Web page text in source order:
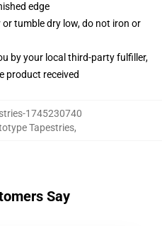
edge
tumble dry low, do not iron or
by your local third-party fulfiller,
product received
1745230740
Tapestries,
Say